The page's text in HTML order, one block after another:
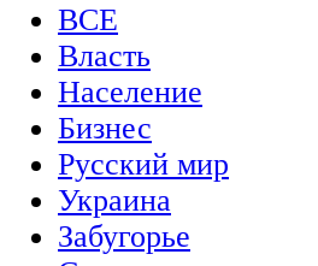
ВСЕ
Власть
Население
Бизнес
Русский мир
Украина
Забугорье